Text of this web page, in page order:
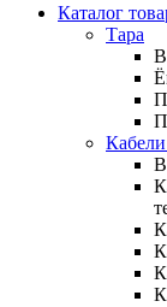
Каталог
Тара
В
В